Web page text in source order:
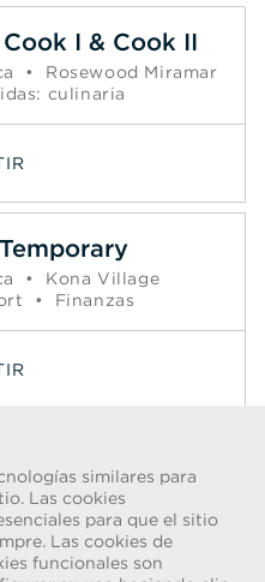
similares para
Las cookies
para que el sitio
Las cookies de
funcionales son
I & Cook II
•
Rosewood Miramar
culinaria
•
Kona Village
• Finanzas
DE FRAUDE